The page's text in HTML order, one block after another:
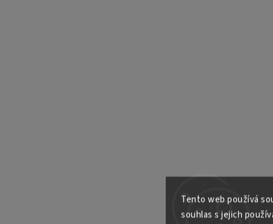
Tento web používá
souhlas s jejich